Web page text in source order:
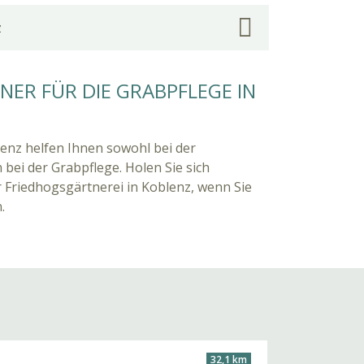
FÜR DIE GRABPFLEGE IN
helfen Ihnen sowohl bei der
der Grabpflege. Holen Sie sich
in Koblenz, wenn Sie
32,1 km